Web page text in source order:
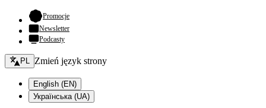
Promocje- otwiera się w nowej karcie
Newsletter
Podcasty
Zmień język - bieżący:
PL Zmień język strony
English (EN)
Українська (UA)